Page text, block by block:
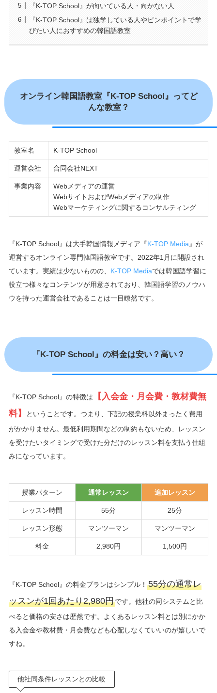
『K-TOP School』が向いている人・向かない人
『K-TOP School』は独学している人やピンポイントで学
びたい人におすすめの韓国語教室
オンライン韓国語教室『K-TOP School』ってど
んな教室？
教室名 K-TOP School
運営会社 合同会社NEXT
事業内容
Webメディアの運営
WebサイトおよびWebメディアの制作
Webマーケティングに関するコンサルティング
『K-TOP School』は大手韓国情報メディア『K-TOP Media 』が
運営するオンライン専門韓国語教室です。2022年1月に開設され
ています。実績は少ないものの、 K-TOP Mediaでは韓国語学習に
役立つ様々なコンテンツが用意されており、韓国語学習のノウハ
ウを持った運営会社であることは一目瞭然です。
『K-TOP School』の料金は安い？高い？
『K-TOP School』の特徴は
【入会金・月会費・教材費無
料】
ということです。つまり、下記の授業料以外まったく費用
がかかりません。最低利用期間などの制約もないため、レッスン
を受けたいタイミングで受けた分だけのレッスン料を支払う仕組
みになっています。
授業パターン 通常レッスン 追加レッスン
レッスン時間 55分 25分
レッスン形態 マンツーマン マンツーマン
料金 2,980円 1,500円
『K-TOP School』の料金プランはシンプル！ 55分の通常レ
ッスンが1回あたり2,980円です。他社の同システムと比
べると価格の安さは歴然です。よくあるレッスン料とは別にかか
る入会金や教材費・月会費なども心配しなくていいのが嬉しいで
すね。
他社同条件レッスンとの比較